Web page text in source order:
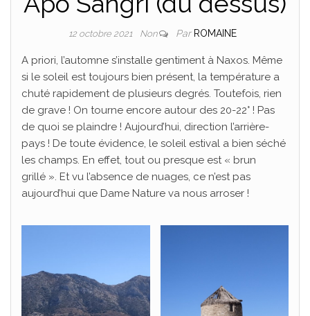
12 octobre 2021 Non Par ROMAINE
A priori, l’automne s’installe gentiment à Naxos. Même
si le soleil est toujours bien présent, la température a
chuté rapidement de plusieurs degrés. Toutefois, rien
de grave ! On tourne encore autour des 20-22° ! Pas
de quoi se plaindre ! Aujourd’hui, direction l’arrière-
pays ! De toute évidence, le soleil estival a bien séché
les champs. En effet, tout ou presque est « brun
grillé ». Et vu l’absence de nuages, ce n’est pas
aujourd’hui que Dame Nature va nous arroser !